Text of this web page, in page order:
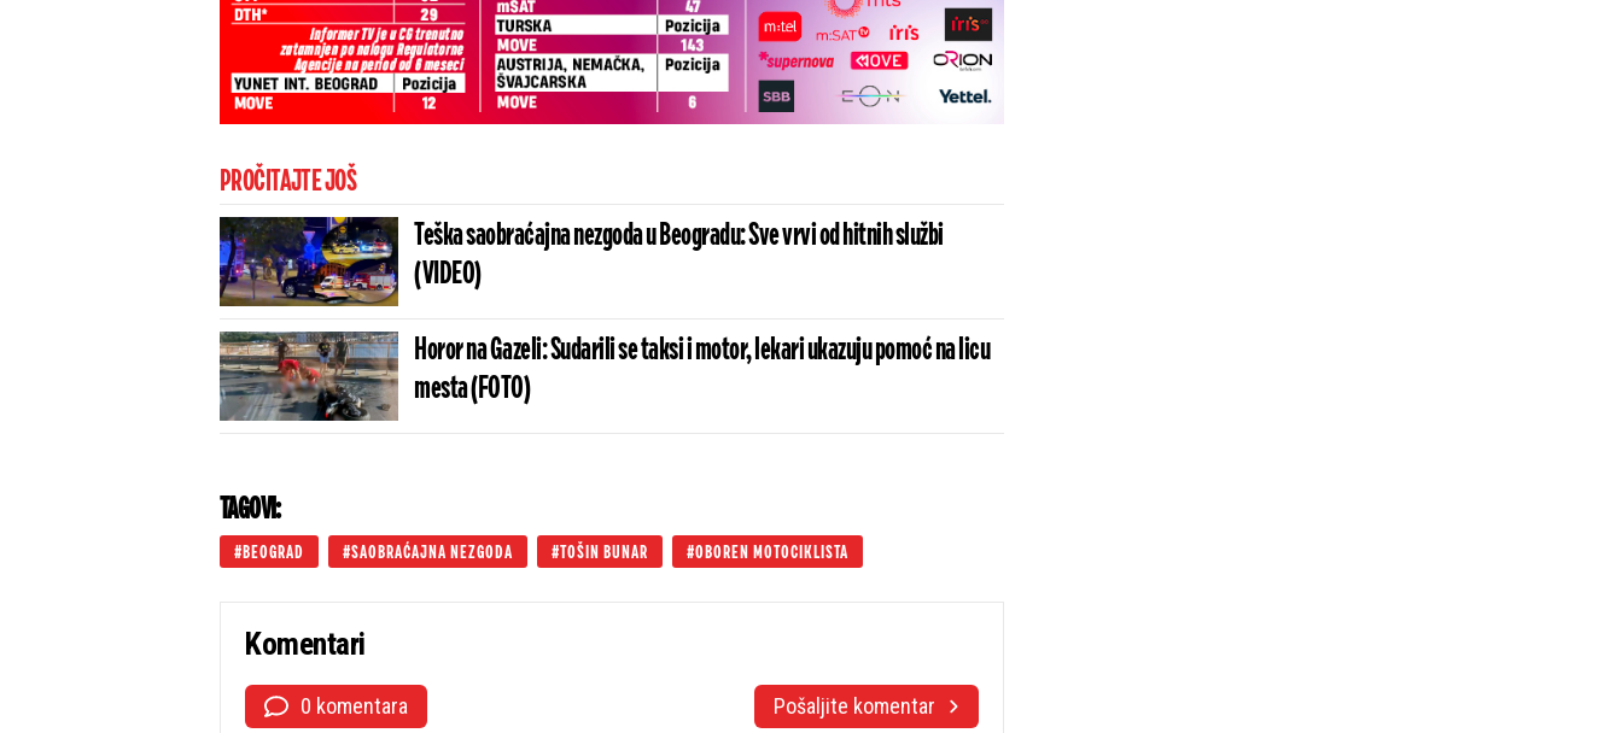
PROČITAJTE JOŠ
Teška saobraćajna nezgoda u Beogradu: Sve vrvi od hitnih službi
(VIDEO)
Horor na Gazeli: Sudarili se taksi i motor, lekari ukazuju pomoć na licu
mesta (FOTO)
TAGOVI:
BEOGRAD SAOBRAĆAJNA NEZGODA TOŠIN BUNAR OBOREN MOTOCIKLISTA
Komentari
0 komentara Pošaljite komentar